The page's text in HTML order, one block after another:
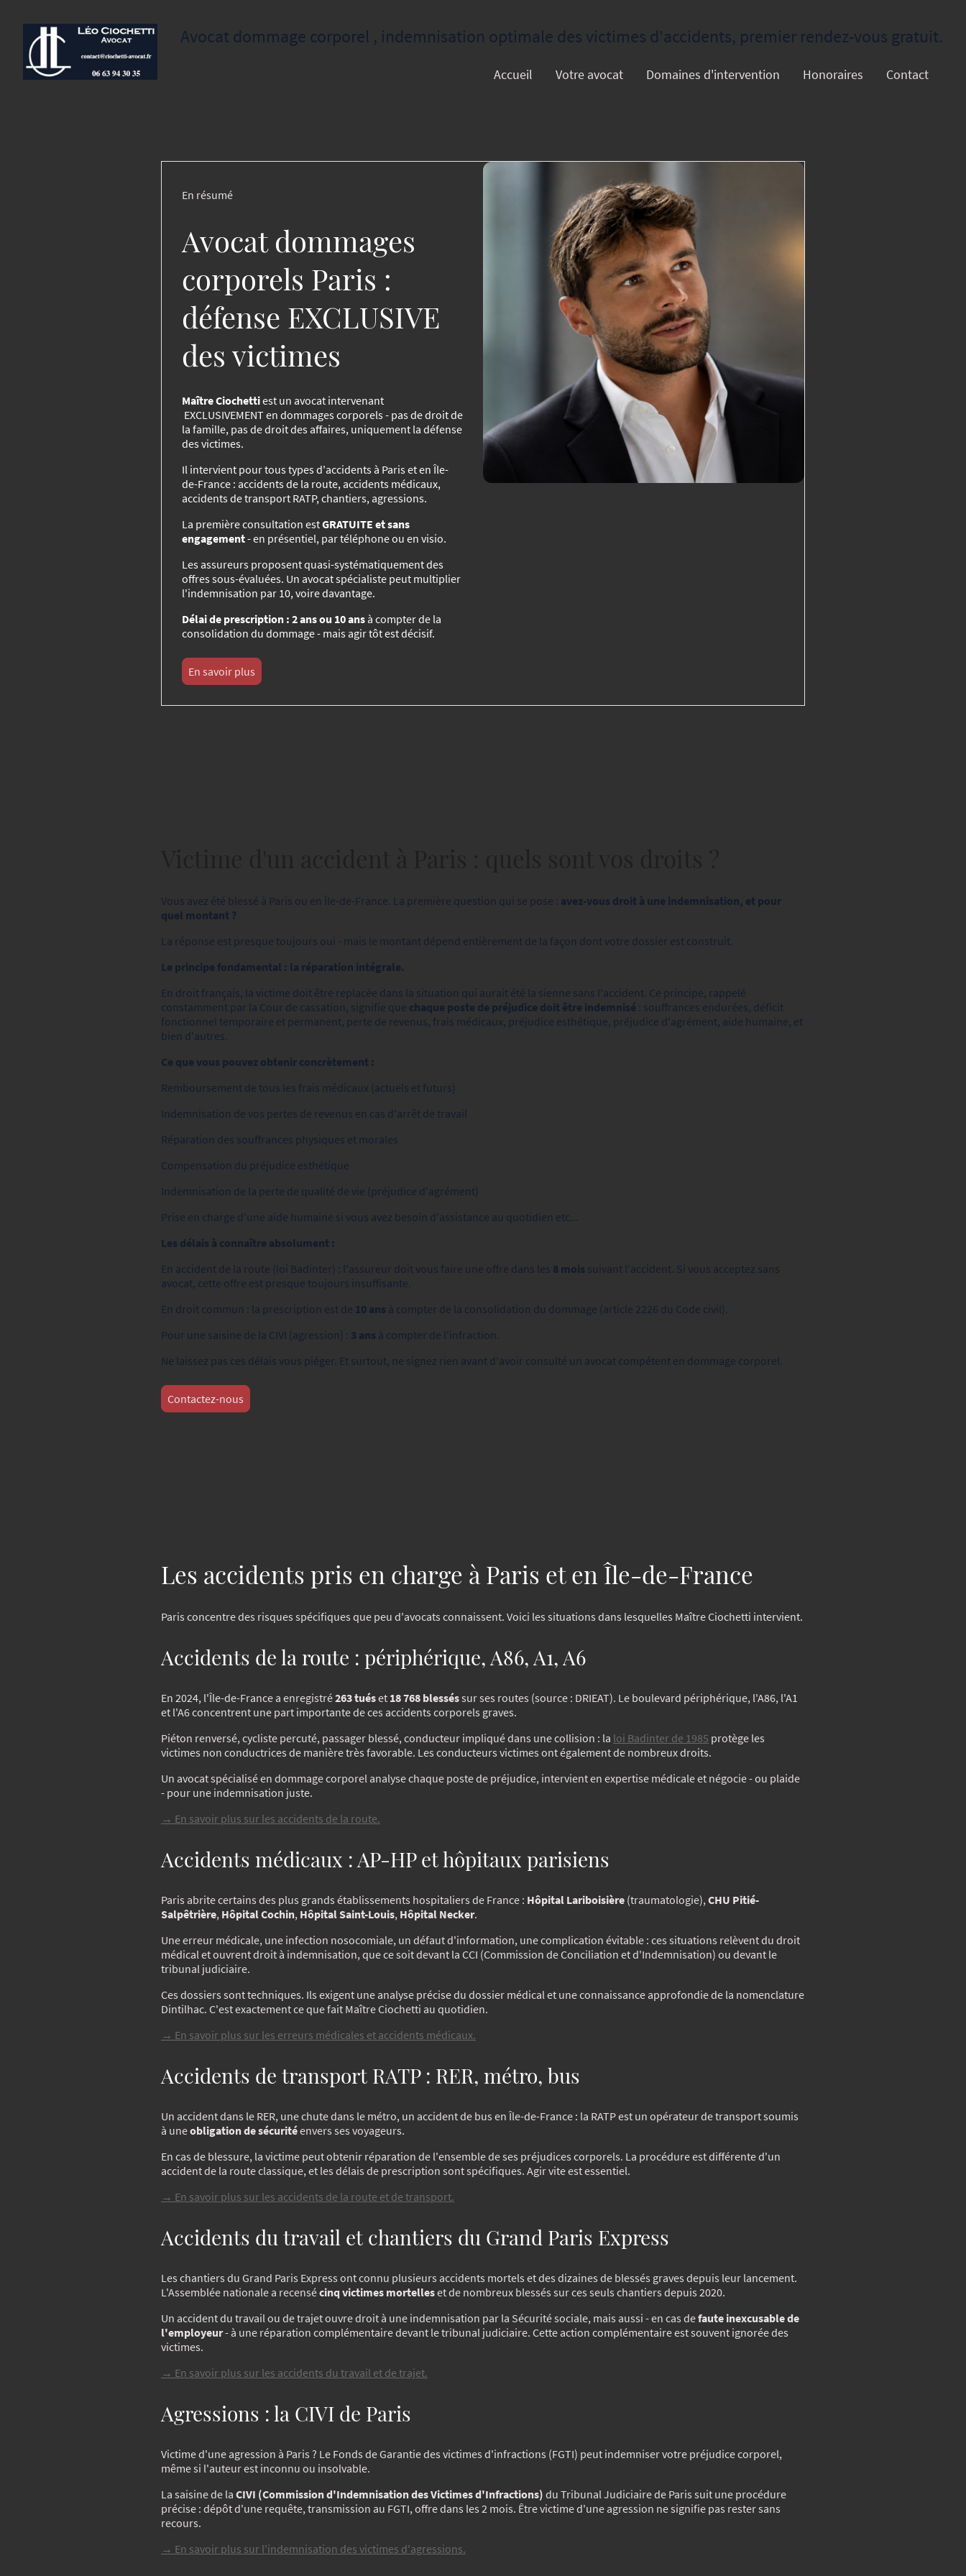
Avocat dommage corporel , indemnisation optimale des victimes d'accidents, premier rendez-vous gratuit.
Accueil Votre avocat Domaines d'intervention Honoraires Contact
En résumé
Avocat dommages
corporels Paris :
défense EXCLUSIVE
des victimes
Maître Ciochettiest un avocat intervenant
EXCLUSIVEMENT en dommages corporels - pas de droit de
la famille, pas de droit des affaires, uniquement la défense
des victimes.
Il intervient pour tous types d'accidents à Paris et en Île-
de-France : accidents de la route, accidents médicaux,
accidents de transport RATP, chantiers, agressions.
La première consultation estGRATUITE et sans
engagement- en présentiel, par téléphone ou en visio.
Les assureurs proposent quasi-systématiquement des
offres sous-évaluées. Un avocat spécialiste peut multiplier
l'indemnisation par 10, voire davantage.
Délai de prescription : 2 ans ou 10 ans à compter de la
consolidation du dommage - mais agir tôt est décisif.
En savoir plus
Vous avez été blessé à Paris ou en Île-de-France. La première question qui se pose : avez-vous droit à une indemnisation, et pour
quel montant ?
La réponse est presque toujours oui - mais le montant dépend entièrement de la façon dont votre dossier est construit.
Le principe fondamental : la réparation intégrale.
En droit français, la victime doit être replacée dans la situation qui aurait été la sienne sans l'accident. Ce principe, rappelé
constamment par la Cour de cassation, signifie que chaque poste de préjudice doit être indemnisé : souffrances endurées, déficit
fonctionnel temporaire et permanent, perte de revenus, frais médicaux, préjudice esthétique, préjudice d'agrément, aide humaine, et
bien d'autres.
Ce que vous pouvez obtenir concrètement :
Remboursement de tous les frais médicaux (actuels et futurs)
Indemnisation de vos pertes de revenus en cas d'arrêt de travail
Réparation des souffrances physiques et morales
Compensation du préjudice esthétique
Indemnisation de la perte de qualité de vie (préjudice d'agrément)
Prise en charge d'une aide humaine si vous avez besoin d'assistance au quotidien etc...
Les délais à connaître absolument :
En accident de la route (loi Badinter) : l'assureur doit vous faire une offre dans les 8 mois suivant l'accident. Si vous acceptez sans
avocat, cette offre est presque toujours insuffisante.
En droit commun : la prescription est de 10 ans à compter de la consolidation du dommage (article 2226 du Code civil).
Pour une saisine de la CIVI (agression) : 3 ans à compter de l'infraction.
Ne laissez pas ces délais vous piéger. Et surtout, ne signez rien avant d'avoir consulté un avocat compétent en dommage corporel.
Contactez-nous
Les accidents pris en charge à Paris et en Île-de-France
Paris concentre des risques spécifiques que peu d'avocats connaissent. Voici les situations dans lesquelles Maître Ciochetti intervient.
Accidents de la route : périphérique, A86, A1, A6
En 2024, l'Île-de-France a enregistré263 tuéset 18 768 blesséssur ses routes (source : DRIEAT). Le boulevard périphérique, l'A86, l'A1
et l'A6 concentrent une part importante de ces accidents corporels graves.
Piéton renversé, cycliste percuté, passager blessé, conducteur impliqué dans une collision : la loi Badinter de 1985 protège les
victimes non conductrices de manière très favorable. Les conducteurs victimes ont également de nombreux droits.
Un avocat spécialisé en dommage corporel analyse chaque poste de préjudice, intervient en expertise médicale et négocie - ou plaide
- pour une indemnisation juste.
→ En savoir plus sur les accidents de la route.
Accidents médicaux : AP-HP et hôpitaux parisiens
Paris abrite certains des plus grands établissements hospitaliers de France : Hôpital Lariboisière (traumatologie),CHU Pitié-
Salpêtrière, Hôpital Cochin, Hôpital Saint-Louis, Hôpital Necker.
Une erreur médicale, une infection nosocomiale, un défaut d'information, une complication évitable : ces situations relèvent du droit
médical et ouvrent droit à indemnisation, que ce soit devant la CCI (Commission de Conciliation et d'Indemnisation) ou devant le
tribunal judiciaire.
Ces dossiers sont techniques. Ils exigent une analyse précise du dossier médical et une connaissance approfondie de la nomenclature
Dintilhac. C'est exactement ce que fait Maître Ciochetti au quotidien.
→ En savoir plus sur les erreurs médicales et accidents médicaux.
Accidents de transport RATP : RER, métro, bus
Un accident dans le RER, une chute dans le métro, un accident de bus en Île-de-France : la RATP est un opérateur de transport soumis
à uneobligation de sécuritéenvers ses voyageurs.
En cas de blessure, la victime peut obtenir réparation de l'ensemble de ses préjudices corporels. La procédure est différente d'un
accident de la route classique, et les délais de prescription sont spécifiques. Agir vite est essentiel.
→ En savoir plus sur les accidents de la route et de transport.
Accidents du travail et chantiers du Grand Paris Express
Les chantiers du Grand Paris Express ont connu plusieurs accidents mortels et des dizaines de blessés graves depuis leur lancement.
L'Assemblée nationale a recensécinq victimes mortelleset de nombreux blessés sur ces seuls chantiers depuis 2020.
Un accident du travail ou de trajet ouvre droit à une indemnisation par la Sécurité sociale, mais aussi - en cas defaute inexcusable de
l'employeur- à une réparation complémentaire devant le tribunal judiciaire. Cette action complémentaire est souvent ignorée des
victimes.
→ En savoir plus sur les accidents du travail et de trajet.
Agressions : la CIVI de Paris
Victime d'une agression à Paris ? Le Fonds de Garantie des victimes d'infractions (FGTI) peut indemniser votre préjudice corporel,
même si l'auteur est inconnu ou insolvable.
La saisine de la CIVI (Commission d'Indemnisation des Victimes d'Infractions) du Tribunal Judiciaire de Paris suit une procédure
précise : dépôt d'une requête, transmission au FGTI, offre dans les 2 mois. Être victime d'une agression ne signifie pas rester sans
recours.
→ En savoir plus sur l'indemnisation des victimes d'agressions.